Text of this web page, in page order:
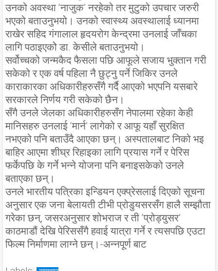
उनको अवस्था ‘नाजुक’ नरहेको तर मुटुको उपचार जरुरी
भएको बताउनुभयो। उनको स्वास्थ्य अवस्थालाई ध्यानमा
राखेर सहिद गंगालाल हृदयरोग केन्द्रमा उनलाई जाँचका
लागि पठाइएकोे डा. केसीले बताउनुभयो।
सर्वोच्चको जन्मकैद फैसला पछि आफूले सजाय भुक्तान गरी
सकेको र एक वर्ष पहिला नै छुट्नु पर्ने जिकिर उनले
काराकारका अधिकारीहरुसँगै गर्दै आएको भएपनि यसबारे
सरकारले निर्णय गरी सकेको छैन।
सँगै उनले जेलका अधिकारीहरुसँग नेपालमा रहेका केही
मानिसहरु उनलाई ‘मार्न’ लागेको र आफू यहाँ सुरक्षित
नभएको पनि बताउँदै आएका छन्। अस्पतालबाट निको भइ
बाहिर आएमा शीघ्र रिहाइका लागि प्रयास गर्ने र पेरिस
फर्केपछि के गर्ने भन्ने योजना पनि बनाइसकेको उनले
बताएका छन्।
उनले भारतीय पत्रिका इन्डियन एक्प्रेसलाई दिएको सूचना
अनुसार एक जना बेलायती टीभी प्रोडुयसरसँग हालै सम्झौता
गरेका छन्, जसरअनुसार शोभराज र ती ‘प्रोड्युसर’
काठमाडौं देखि पेरिससँगै हवाई यात्रा गर्ने र त्यसपछि एउटा
फिल्म निर्माणमा लाग्ने छन्।-अन्नपूर्ण बाट